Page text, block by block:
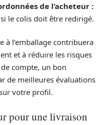
de l’acheteur :
le colis doit être redirigé.
à l’emballage contribuera
et à réduire les risques
compte, un bon
de meilleures évaluations
votre profil.
pour une livraison